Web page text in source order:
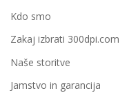
Kdo smo
Zakaj izbrati 300dpi.com
Naše storitve
Jamstvo in garancija